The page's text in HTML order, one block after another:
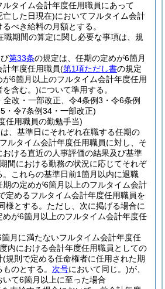
ルタイム会計年度任用職員にあって
亡した日現在)においてフルタイム会計
べき給料の月額とする。
職期間の算定に関し必要な事項は、規
第33条の規定は、任期の定めが6箇月
計年度任用職員(第1項ただし書の規定
6箇月以上のフルタイム会計年度任用
を含む。)について準用する。
全改・一部改正、令4条例3・令6条例
・令7条例34・一部改正)
任用職員の勤勉手当)
、基準日にそれぞれ在職する任期の
ルタイム会計年度任用職員に対し、そ
ける直近の人事評価の結果及び基準
間における勤務の状況に応じてそれぞ
これらの基準日前1箇月以内に退職
期の定めが6箇月以上のフルタイム会計
定めるフルタイム会計年度任用職員を
様とする。 ただし、次に掲げる場合に
めが6箇月以上のフルタイム会計年度任
月に満たないフルタイム会計年度任
内における会計年度任用職員としての
(規則で定める任命権者に任用された期
のとする。 次号において同じ。)が、
いて6箇月以上に至った場合